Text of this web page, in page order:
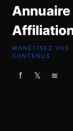
Annuaire
MONÉTISEZ VOS
CONTENUS
f 𝕏 ≋